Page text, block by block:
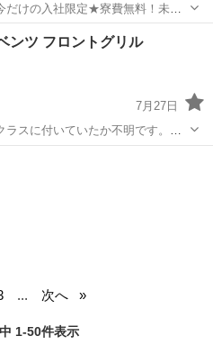
けの入社限定★寮費無料！未経
定企業で長期で働きたい方オス
度あり！マイカー通勤OK！ワン
ンツ フロントグリル
7月27日
ラスに付いていたか不明です。全
... 次へ
1-50件表示